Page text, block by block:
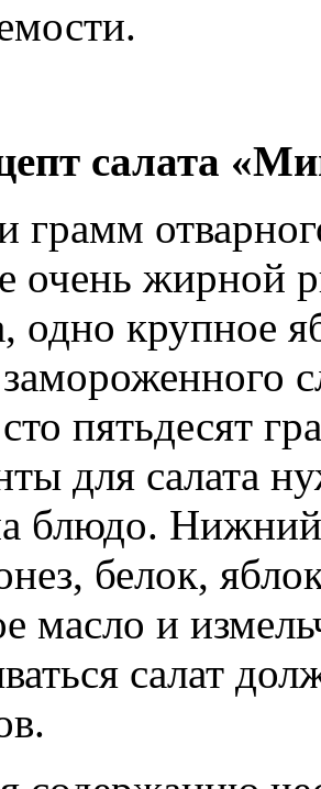
салата
грамм
очень жирной
одно крупное
пятьдесят
для салата
блюдо. Нижний
белок,
масло и
салат